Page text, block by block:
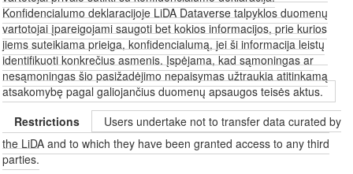
Konfidencialumo deklaracijoje LiDA Dataverse talpyklos duomenų
vartotojai įpareigojami saugoti bet kokios informacijos, prie kurios
jiems suteikiama prieiga, konfidencialumą, jei ši informacija leistų
identifikuoti konkrečius asmenis. Įspėjama, kad sąmoningas ar
nesąmoningas šio pasižadėjimo nepaisymas užtraukia atitinkamą
atsakomybę pagal galiojančius duomenų apsaugos teisės aktus.
Restrictions
Users undertake not to transfer data curated by
the LiDA and to which they have been granted access to any third
parties.